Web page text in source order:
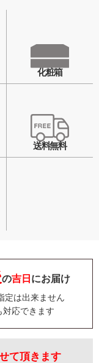
化粧箱
送料無料
の吉日 にお届け
定は出来ません
対応できます
て頂きます